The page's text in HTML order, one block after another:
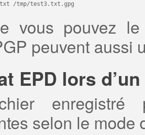
/tmp/test3.txt.gpg
vous pouvez
peuvent aussi
EPD lors
enregistré
selon le mode